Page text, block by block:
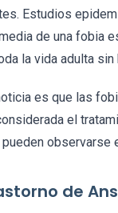
Estudios
de una fobia
la vida adulta sin
es que las
el
observarse
de